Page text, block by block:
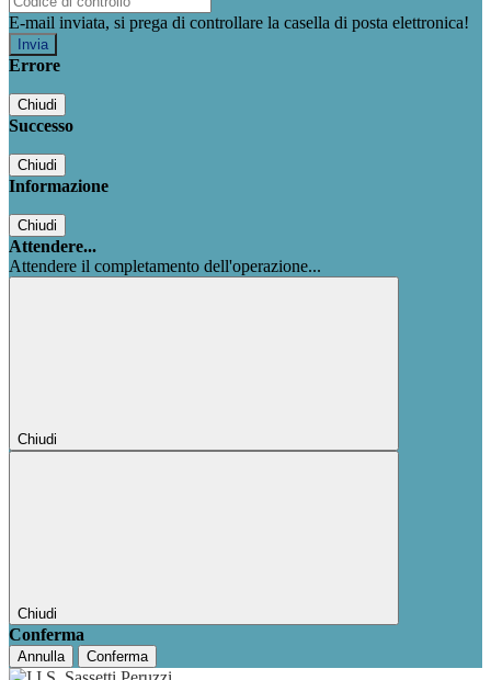
E-mail inviata, si prega di controllare la casella di posta elettronica!
Errore
Chiudi
Successo
Chiudi
Informazione
Chiudi
Attendere...
Attendere il completamento dell'operazione...
Chiudi
Chiudi
Conferma
Annulla Conferma